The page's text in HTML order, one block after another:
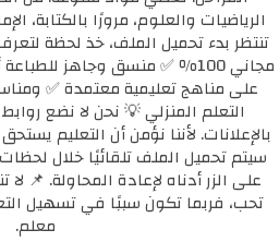
الرياضيات والعلوم، مرورًا بالكتابة،
تنتظر بدء تحميل الملف، خذ لحظة
مجاني 100٪ ✅ منسق وجاهز
على مناهج تعليمية معتمدة ✅
التعلم المنزلي 💡 نحن لا نضع
بالإعلانات. لأننا نؤمن أن التعليم
سيتم تحميل الملف تلقائيًا خلال
على الزر أدناه لإعادة المحاولة.
تحب، فربما تكون سببًا في تسهيل
معلم.